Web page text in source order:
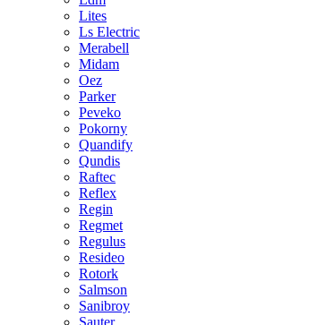
Lites
Ls Electric
Merabell
Midam
Oez
Parker
Peveko
Pokorny
Quandify
Qundis
Raftec
Reflex
Regin
Regmet
Regulus
Resideo
Rotork
Salmson
Sanibroy
Sauter